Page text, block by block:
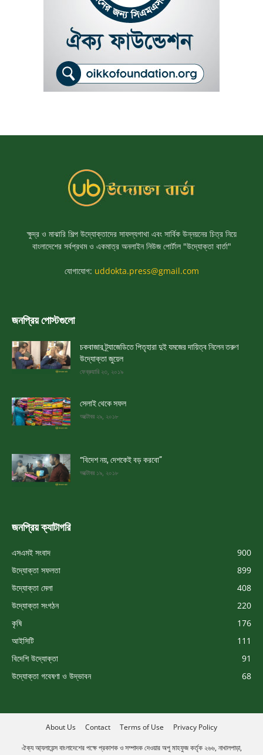
ক্ষুদ্র ও মাঝারি শিল্প উদ্যোক্তাদের সাফল্যগাথা এবং সার্বিক উন্নয়নের চিত্র নিয়ে
বাংলাদেশের সর্বপ্রথম ও একমাত্র অনলাইন নিউজ পোর্টাল "উদ্যোক্তা বার্তা"
যোগাযোগ: uddokta.press@gmail.com
জনপ্রিয় পোস্টগুলো
চকবাজার ট্র্যাজেডিতে পিতৃহারা দুই যমজের দায়িত্ব নিলেন তরুণ
উদ্যোক্তা জুয়েল
ফেব্রুয়ারি ২৩, ২০১৯
সেলাই থেকে সফল
অক্টোবর ২৯, ২০১৮
“বিদেশ নয়, দেশকেই বড় করবো”
অক্টোবর ১৯, ২০১৮
জনপ্রিয় ক্যাটাগরি
এসএমই সংবাদ
900
উদ্যোক্তা সফলতা
899
উদ্যোক্তা মেলা
408
উদ্যোক্তা সংগঠন
220
কৃষি
176
আইসিটি
111
বিদেশি উদ্যোক্তা
91
উদ্যোক্তা গবেষণা ও উদ্ভাবন
68
About Us Contact Terms of Use Privacy Policy
ঐক্য আ্যলায়েন্স বাংলাদেশের পক্ষে প্রকাশক ও সম্পাদক দেওয়ার অপু মাহফুজ কর্তৃক ২৬৬, নাখালপাড়া,